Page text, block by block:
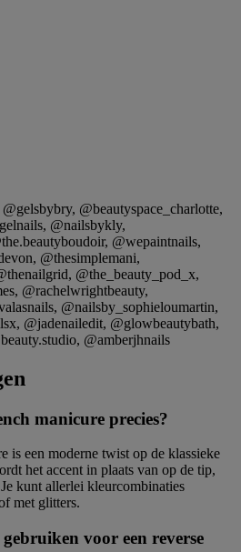
@beautyspace_charlotte,
@nailsbykly,
@wepaintnails,
@thesimplemani,
@the_beauty_pod_x,
@rachelwrightbeauty,
@nailsby_sophieloumartin,
@jadenailedit, @glowbeautybath,
@amberjhnails
manicure precies?
is een moderne twist op de klassieke
het accent in plaats van op de tip,
kunt allerlei kleurcombinaties
met glitters.
voor een reverse